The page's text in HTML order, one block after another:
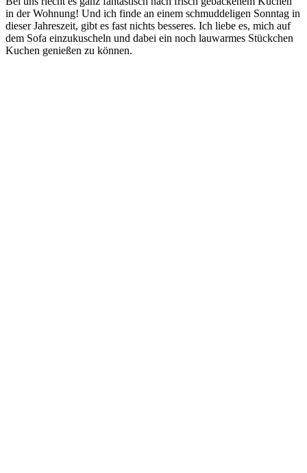
in der Woh­nung! Und ich fin­de an einem schmud­de­li­gen Sonn­tag in
die­ser Jah­res­zeit, gibt es fast nichts bes­se­res. Ich lie­be es, mich auf
dem Sofa ein­zu­kuscheln und dabei ein noch lau­war­mes Stück­chen
Kuchen genie­ßen zu können.